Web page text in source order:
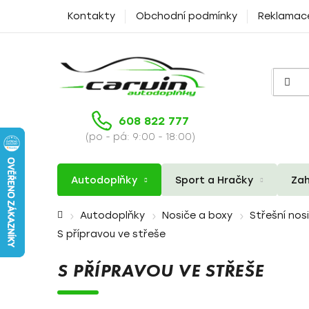
Kontakty Obchodní podmínky
608 822 777
(po - pá: 9:00 - 18:00)
Autodoplňky Sport a Hračky
Domů Autodoplňky Nosiče a boxy Střešní
S přípravou ve střeše
S PŘÍPRAVOU VE STŘEŠE